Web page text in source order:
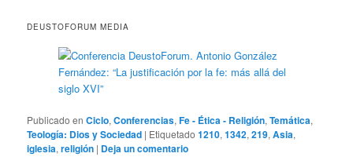
DEUSTOFORUM MEDIA
Publicado en Ciclo,Conferencias,Fe - Ética - Religión,Temática,
Teología: Dios y Sociedad | Etiquetado 1210,1342,219,Asia,
iglesia,religión | Deja un comentario